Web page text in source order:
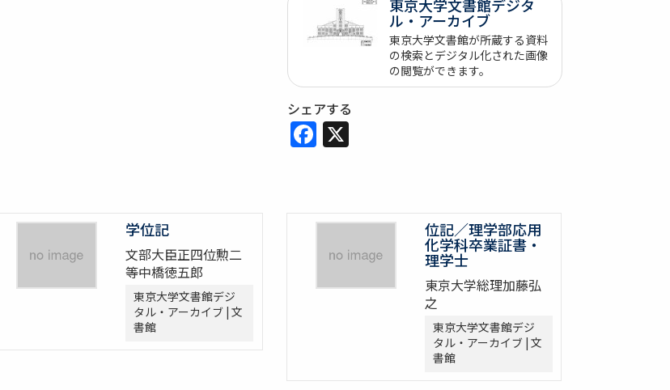
東京大学文書館デジタ
ル・アーカイブ
東京大学文書館が所蔵する資料
の検索とデジタル化された画像
の閲覧ができます。
シェアする
Facebook
X
学位記
文部大臣正四位勲二
等中橋徳五郎
東京大学文書館デジ
タル・アーカイブ | 文
書館
位記／理学部応用
化学科卒業証書・
理学士
東京大学総理加藤弘
之
東京大学文書館デジ
タル・アーカイブ | 文
書館